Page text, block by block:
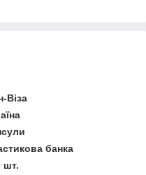
Віза
банка
шт.